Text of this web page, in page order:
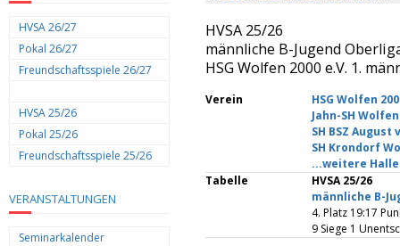
HVSA 26/27
Pokal 26/27
Freundschaftsspiele 26/27
HVSA 25/26
Pokal 25/26
Freundschaftsspiele 25/26
VERANSTALTUNGEN
Seminarkalender
HVSA 25/26
männliche B-Jugend
HSG Wolfen 2000 e.V. 1.
Verein
HSG Wolfen
Jahn-SH
SH BSZ
SH Krondorf
...weitere
Tabelle
HVSA 25/26
männliche B-
4. Platz 19:17
9 Siege 1